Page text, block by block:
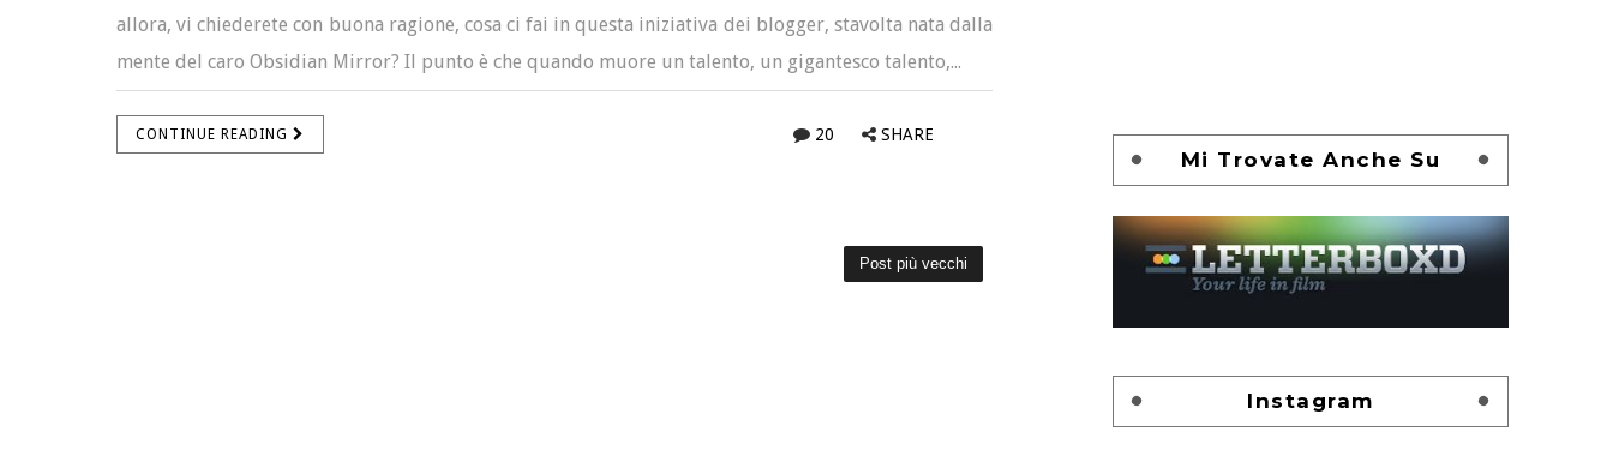
allora, vi chiederete con buona ragione, cosa ci fai in questa iniziativa dei blogger, stavolta nata dalla
mente del caro Obsidian Mirror? Il punto è che quando muore un talento, un gigantesco talento,...
CONTINUE READING 20 SHARE
Post più vecchi
Mi Trovate Anche Su
Instagram